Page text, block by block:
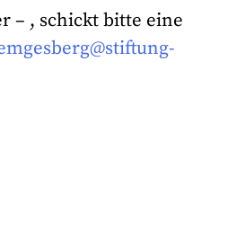
– , schickt bitte eine